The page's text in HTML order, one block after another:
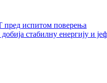
пред испитом поверења
стабилну енергију и